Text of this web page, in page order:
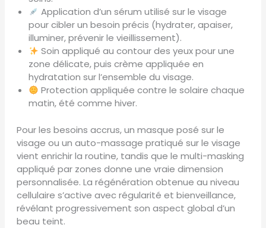
Application d’un sérum utilisé sur le visage
pour cibler un besoin précis (hydrater, apaiser,
illuminer, prévenir le vieillissement).
Soin appliqué au contour des yeux pour une
zone délicate, puis crème appliquée en
hydratation sur l’ensemble du visage.
Protection appliquée contre le solaire chaque
matin, été comme hiver.
Pour les besoins accrus, un masque posé sur le
visage ou un auto-massage pratiqué sur le visage
vient enrichir la routine, tandis que le multi-masking
appliqué par zones donne une vraie dimension
personnalisée. La régénération obtenue au niveau
cellulaire s’active avec régularité et bienveillance,
révélant progressivement son aspect global d’un
beau teint.